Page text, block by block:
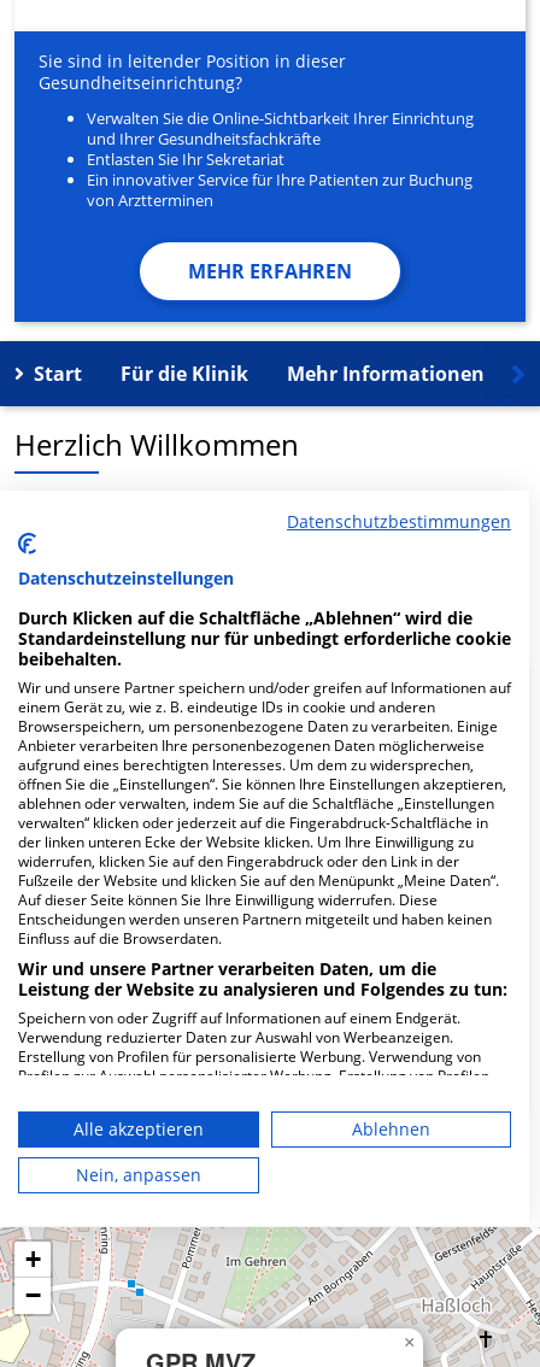
Sie sind in leitender Position in dieser
Gesundheitseinrichtung?
Verwalten Sie die Online-Sichtbarkeit Ihrer Einrichtung
und Ihrer Gesundheitsfachkräfte
Entlasten Sie Ihr Sekretariat
Ein innovativer Service für Ihre Patienten zur Buchung
von Arztterminen
MEHR ERFAHREN
Start Für die Klinik Mehr Informationen
Herzlich Willkommen
GPR MVZ Rüsselsheim in der August-Bebel-Str. 59 ist ein
medizinisches Versorgungszentrum in Rüsselsheim.
Mehr Informationen
FAQ
Hier ﬁnden Sie häuﬁg gestellte Fragen zu dieser Klinik.
Wie lautet die Adresse von GPR MVZ
Rüsselsheim?
August-Bebel-Str. 59
65428 Rüsselsheim
Wie ist die Telefonnummer von GPR MVZ
Rüsselsheim?
Karte
×
+
−
Datenschutzbestimmungen
Datenschutzeinstellungen
Durch Klicken auf die Schaltfläche „Ablehnen“ wird die
Standardeinstellung nur für unbedingt erforderliche cookie
beibehalten.
Wir und unsere Partner speichern und/oder greifen auf Informationen auf
einem Gerät zu, wie z. B. eindeutige IDs in cookie und anderen
Browserspeichern, um personenbezogene Daten zu verarbeiten. Einige
Anbieter verarbeiten Ihre personenbezogenen Daten möglicherweise
aufgrund eines berechtigten Interesses. Um dem zu widersprechen,
öffnen Sie die „Einstellungen“. Sie können Ihre Einstellungen akzeptieren,
ablehnen oder verwalten, indem Sie auf die Schaltfläche „Einstellungen
verwalten“ klicken oder jederzeit auf die Fingerabdruck-Schaltfläche in
der linken unteren Ecke der Website klicken. Um Ihre Einwilligung zu
widerrufen, klicken Sie auf den Fingerabdruck oder den Link in der
Fußzeile der Website und klicken Sie auf den Menüpunkt „Meine Daten“.
Auf dieser Seite können Sie Ihre Einwilligung widerrufen. Diese
Entscheidungen werden unseren Partnern mitgeteilt und haben keinen
Einfluss auf die Browserdaten.
Wir und unsere Partner verarbeiten Daten, um die
Leistung der Website zu analysieren und Folgendes zu tun:
Speichern von oder Zugriff auf Informationen auf einem Endgerät.
Verwendung reduzierter Daten zur Auswahl von Werbeanzeigen.
Erstellung von Profilen für personalisierte Werbung. Verwendung von
Profilen zur Auswahl personalisierter Werbung. Erstellung von Profilen
personalisierter Inhalte. Messung der Werbeleistung. Messung der
Performance von Inhalten. Analyse von Zielgruppen durch Statistiken
oder Kombinationen von Daten aus verschiedenen Quellen. Entwicklung
und Verbesserung der Angebote. Verwendung reduzierter Daten zur
Auswahl von Inhalten.
die USA gesendet werden.
Ihre Einwilligung und die cookie Richtlinie gelten ausschließlich für diese
Website/App.
Partnerliste anzeigen (1 IAB-Anbieter)
Wir nutzen Ihre Daten für folgende Zwecke:
Alle akzeptieren
Ablehnen
Nein, anpassen